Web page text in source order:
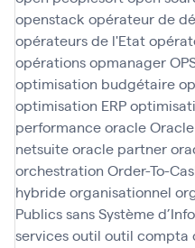
openstack opérateur de
opérateurs de l'Etat
opérationsopmanager
optimisation budgétaire
optimisation ERP
performanceoracle
netsuiteoracle partner
orchestration Order-To-
hybrideorganisationnel
Publics sans Système
servicesoutil outil compta